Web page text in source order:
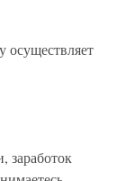
осуществляет
заработок